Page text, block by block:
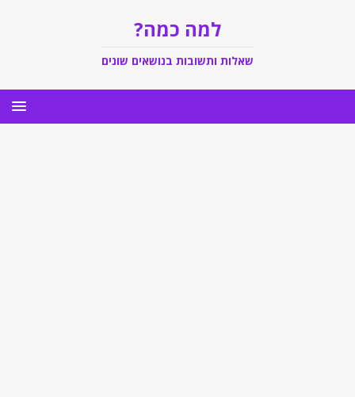
למה כמה?
שאלות ותשובות בנושאים שונים